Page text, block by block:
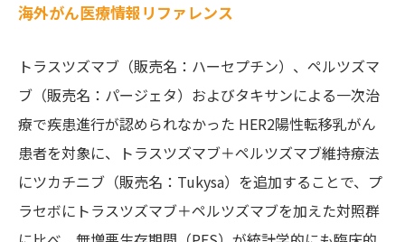
海外がん医療情報リファレンス
トラスツズマブ（販売名：ハーセプチン）、ペルツズマ
ブ（販売名：パージェタ）およびタキサンによる一次治
療で疾患進行が認められなかった HER2陽性転移乳がん
患者を対象に、トラスツズマブ＋ペルツズマブ維持療法
にツカチニブ（販売名：Tukysa）を追加することで、プ
ラセボにトラスツズマブ＋ペルツズマブを加えた対照群